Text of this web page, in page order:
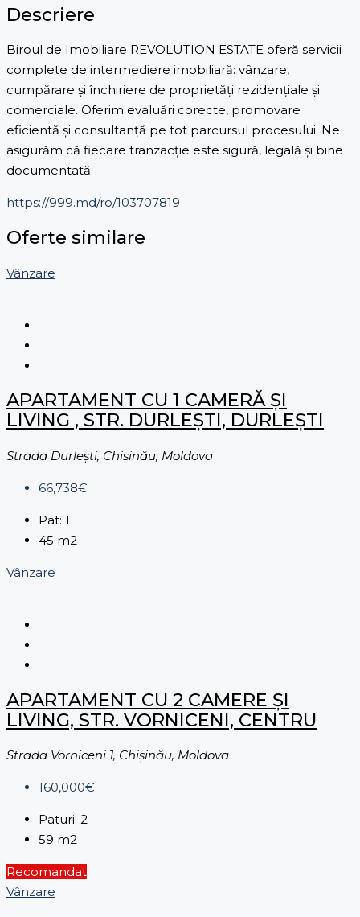
Descriere
Biroul de Imobiliare REVOLUTION ESTATE oferă servicii
complete de intermediere imobiliară: vânzare,
cumpărare și închiriere de proprietăți rezidențiale și
comerciale. Oferim evaluări corecte, promovare
eficientă și consultanță pe tot parcursul procesului. Ne
asigurăm că fiecare tranzacție este sigură, legală și bine
documentată.
https://999.md/ro/103707819
Oferte similare
Vânzare
APARTAMENT CU 1 CAMERĂ ȘI
LIVING , STR. DURLEȘTI, DURLEȘTI
Strada Durleşti, Chișinău, Moldova
66,738€
Pat: 1
45 m2
Vânzare
APARTAMENT CU 2 CAMERE ȘI
LIVING, STR. VORNICENI, CENTRU
Strada Vorniceni 1, Chișinău, Moldova
160,000€
Paturi: 2
59 m2
Recomandat
Vânzare